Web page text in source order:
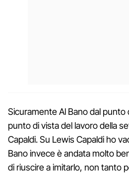
Sicuramente Al Bano dal punto
punto di vista del lavoro della
Capaldi. Su Lewis Capaldi ho
Bano invece è andata molto
di riuscire a imitarlo, non tanto